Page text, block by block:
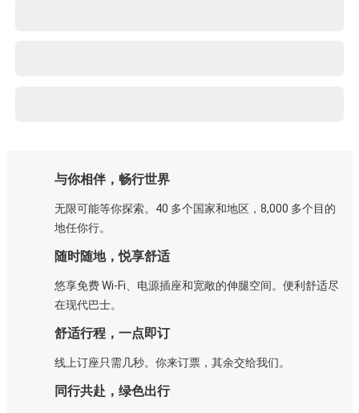
与你相伴，畅行世界
无限可能等你探索。40 多个国家和地区，8,000 多个目的
地任你行。
随时随地，悦享舒适
悠享免费 Wi-Fi、电源插座和宽敞的伸腿空间。便利舒适尽
在现代巴士。
舒适行程，一点即订
线上订座只需几秒。你来订票，其余交给我们。
同行共赴，绿色出行